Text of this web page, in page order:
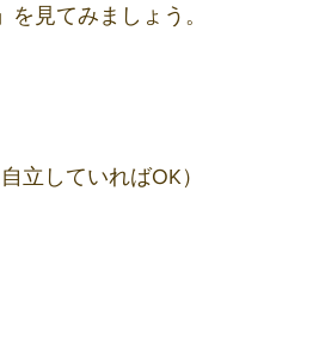
を見てみましょう。
立していればOK）